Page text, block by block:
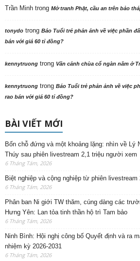
Trần Minh trong Mở tranh Phật, cầu an trên bảo
tonydo trong Báo Tuổi trẻ phản ảnh về việc phần
bán với giá 60 tỉ đồng?
kennytruong trong Vãn cảnh chùa cổ ngàn năm ở
kennytruong trong Báo Tuổi trẻ phản ảnh về việc
rao bán với giá 60 tỉ đồng?
BÀI VIẾT MỚI
Bốn chỗ đứng và một khoảng lặng: nhìn về Lý
Thúy sau phiên livestream 2,1 triệu người xem
6 Tháng Tám, 2026
Biệt nghiệp và cộng nghiệp từ phiên
6 Tháng Tám, 2026
Phân ban Ni giới TW thăm, cúng dàng các
Hưng Yên: Lan tỏa tinh thần hộ trì Tam bảo
6 Tháng Tám, 2026
Ninh Bình: Hội nghị công bố Quyết định và ra
nhiệm kỳ 2026-2031
6 Tháng Tám, 2026